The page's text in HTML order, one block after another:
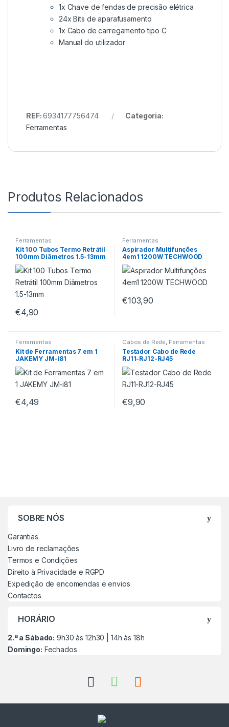
1x Chave de fendas de precisão elétrica
24x Bits de aparafusamento
1x Cabo de carregamento tipo C
Manual do utilizador
REF:6934177756474
Categoria:
Ferramentas
Produtos Relacionados
Ferramentas
Kit 100 Tubos Termo Retrátil
100mm Diâmetros 1.5-13mm
€4,90
Ferramentas
Aspirador Multifunções
4em1 1200W TECHWOOD
€103,90
Ferramentas
Kit de Ferramentas 7 em 1
JAKEMY JM-i81
€4,49
Cabos de Rede, Ferramentas
Testador Cabo de Rede
RJ11-RJ12-RJ45
€9,90
SOBRE NÓS
Garantias
Livro de reclamações
Termos e Condições
Direito à Privacidade e RGPD
Expedição de encomendas e envios
Contactos
HORÁRIO
2.ª a Sábado: 9h30 às 12h30 | 14h às 18h
Domingo: Fechados